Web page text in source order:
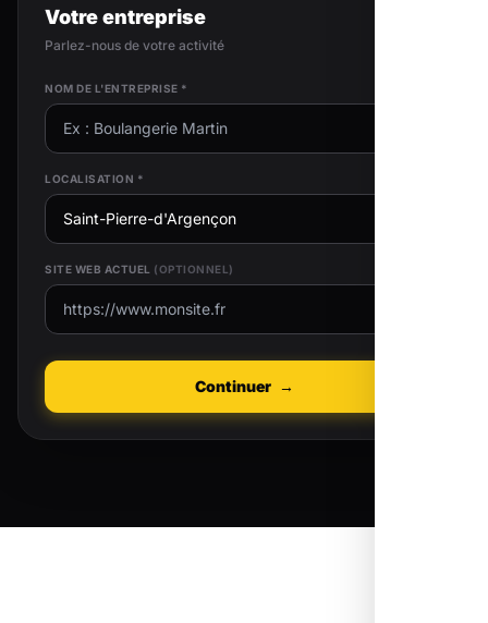
Votre entreprise
Parlez-nous de votre activité
NOM DE L'ENTREPRISE *
LOCALISATION *
SITE WEB ACTUEL (OPTIONNEL)
Continuer →